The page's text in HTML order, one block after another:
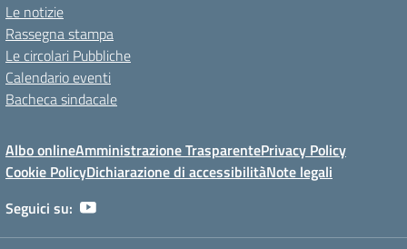
Le notizie
Rassegna stampa
Le circolari Pubbliche
Calendario eventi
Bacheca sindacale
Albo onlineAmministrazione TrasparentePrivacy Policy
Cookie PolicyDichiarazione di accessibilitàNote legali
Seguici su: